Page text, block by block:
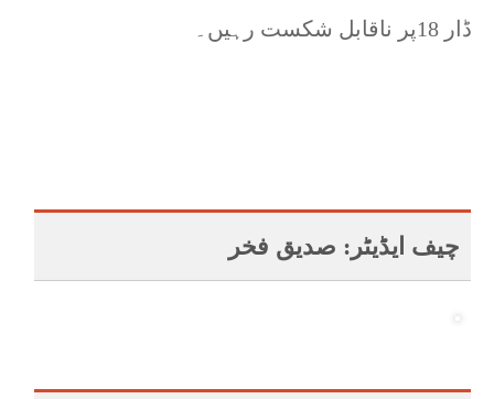
ڈار 18پر ناقابل شکست رہیں۔
چیف ایڈیٹر: صدیق فخر